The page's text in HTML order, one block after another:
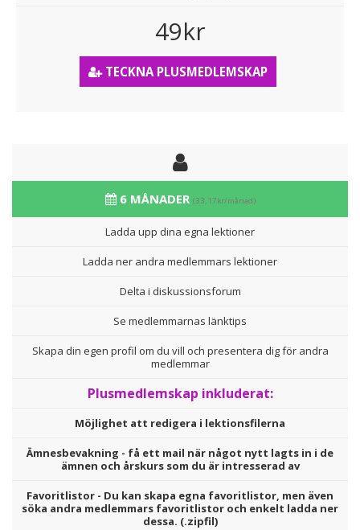
49kr
TECKNA PLUSMEDLEMSKAP
6 MÅNADER (33,17kr/månad)
Ladda upp dina egna lektioner
Ladda ner andra medlemmars lektioner
Delta i diskussionsforum
Se medlemmarnas länktips
Skapa din egen profil om du vill och presentera dig för andra
medlemmar
Plusmedlemskap inkluderat:
Möjlighet att redigera i lektionsfilerna
Ämnesbevakning - få ett mail när något nytt lagts in i de
ämnen och årskurs som du är intresserad av
Favoritlistor - Du kan skapa egna favoritlistor, men även
söka andra medlemmars favoritlistor och enkelt ladda ner
dessa. (.zipfil)